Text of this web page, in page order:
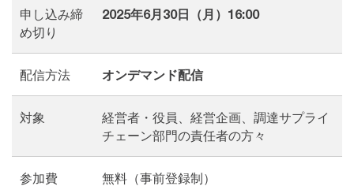
申し込み締
め切り
2025年6月30日（月）16:00
配信方法 オンデマンド配信
対象
経営者・役員、経営企画、調達サプライ
チェーン部門の責任者の方々
参加費 無料（事前登録制）